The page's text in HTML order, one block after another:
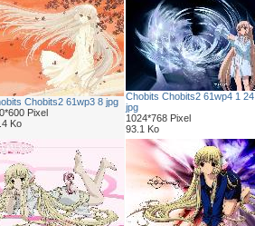
Chobits2 61wp3 8 jpg
Pixel
Ko
Chobits Chobits2 61wp4 1 24
jpg
1024*768 Pixel
93.1 Ko